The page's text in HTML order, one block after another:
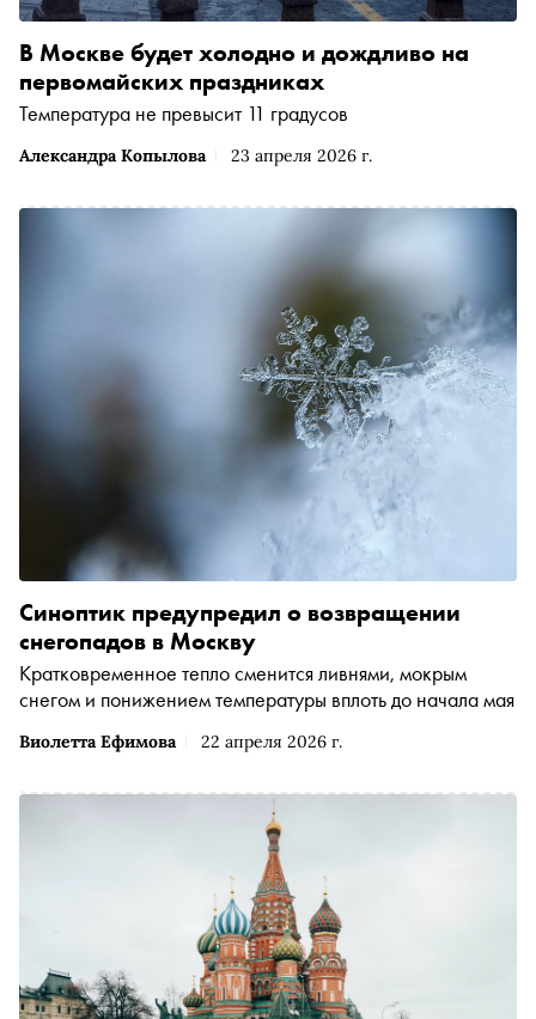
Александра Копылова 23 апреля 2026 г.
В Москве будет холодно и дождливо на
первомайских праздниках
Температура не превысит 11 градусов
Виолетта Ефимова 22 апреля 2026 г.
Синоптик предупредил о возвращении
снегопадов в Москву
Кратковременное тепло сменится ливнями, мокрым
снегом и понижением температуры вплоть до начала мая